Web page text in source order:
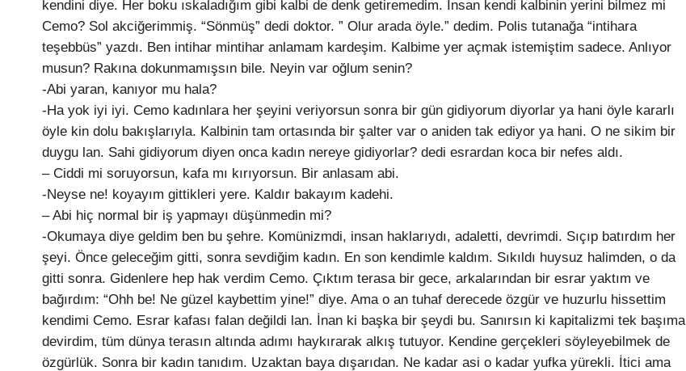
kendini diye. Her boku ıskaladığım gibi kalbi de denk getiremedim. İnsan kendi kalbinin yerini bilmez mi
Cemo? Sol akciğerimmiş. “Sönmüş” dedi doktor. ” Olur arada öyle.” dedim. Polis tutanağa “intihara
teşebbüs” yazdı. Ben intihar mintihar anlamam kardeşim. Kalbime yer açmak istemiştim sadece. Anlıyor
musun? Rakına dokunmamışsın bile. Neyin var oğlum senin?
-Abi yaran, kanıyor mu hala?
-Ha yok iyi iyi. Cemo kadınlara her şeyini veriyorsun sonra bir gün gidiyorum diyorlar ya hani öyle kararlı
öyle kin dolu bakışlarıyla. Kalbinin tam ortasında bir şalter var o aniden tak ediyor ya hani. O ne sikim bir
duygu lan. Sahi gidiyorum diyen onca kadın nereye gidiyorlar? dedi esrardan koca bir nefes aldı.
– Ciddi mi soruyorsun, kafa mı kırıyorsun. Bir anlasam abi.
-Neyse ne! koyayım gittikleri yere. Kaldır bakayım kadehi.
– Abi hiç normal bir iş yapmayı düşünmedin mi?
-Okumaya diye geldim ben bu şehre. Komünizmdi, insan haklarıydı, adaletti, devrimdi. Sıçıp batırdım her
şeyi. Önce geleceğim gitti, sonra sevdiğim kadın. En son kendimle kaldım. Sıkıldı huysuz halimden, o da
gitti sonra. Gidenlere hep hak verdim Cemo. Çıktım terasa bir gece, arkalarından bir esrar yaktım ve
bağırdım: “Ohh be! Ne güzel kaybettim yine!” diye. Ama o an tuhaf derecede özgür ve huzurlu hissettim
kendimi Cemo. Esrar kafası falan değildi lan. İnan ki başka bir şeydi bu. Sanırsın ki kapitalizmi tek başıma
devirdim, tüm dünya terasın altında adımı haykırarak alkış tutuyor. Kendine gerçekleri söyleyebilmek de
özgürlük. Sonra bir kadın tanıdım. Uzaktan baya dışarıdan. Ne kadar asi o kadar yufka yürekli. İtici ama